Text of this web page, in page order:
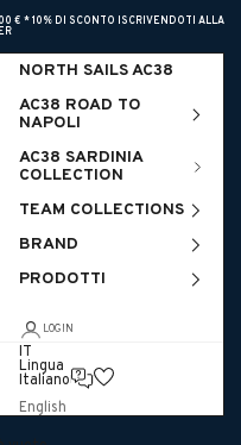
€ * 10% DI SCONTO ISCRIVENDOTI ALLA
NORTH SAILS AC38
AC38 ROAD TO
NAPOLI
AC38 SARDINIA
COLLECTION
TEAM COLLECTIONS
BRAND
PRODOTTI
LOGIN
IT
Lingua
Italiano
English